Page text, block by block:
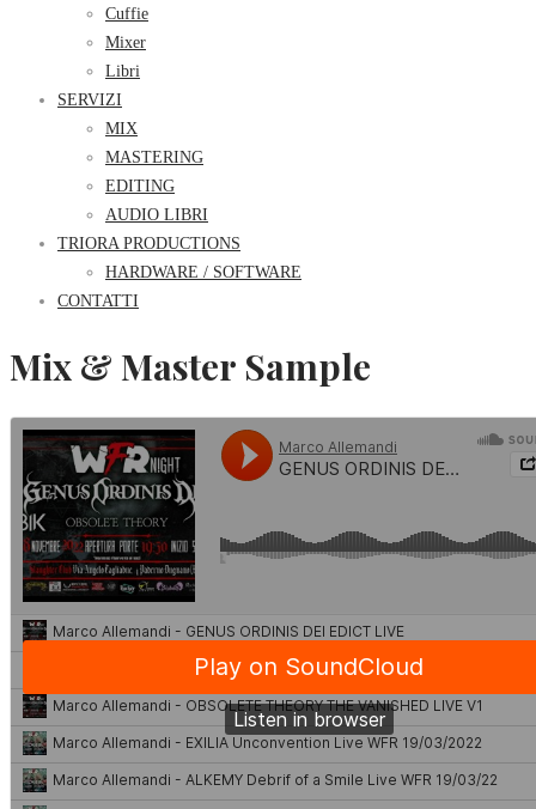
Cuffie
Mixer
Libri
SERVIZI
MIX
MASTERING
EDITING
AUDIO LIBRI
TRIORA PRODUCTIONS
HARDWARE / SOFTWARE
CONTATTI
Mix & Master Sample